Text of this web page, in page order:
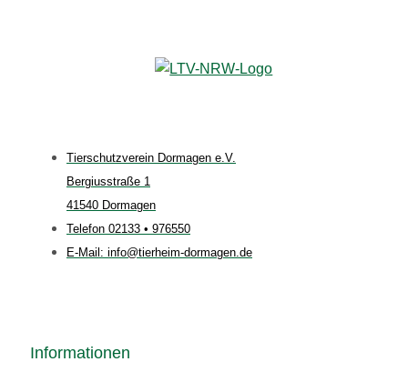
Tierschutzverein Dormagen e.V.
Bergiusstraße 1
41540 Dormagen
Telefon 02133 • 976550
E-Mail: info@tierheim-dormagen.de
Informationen